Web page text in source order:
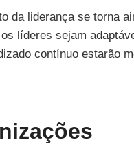
da liderança se torna
líderes sejam
contínuo estarão